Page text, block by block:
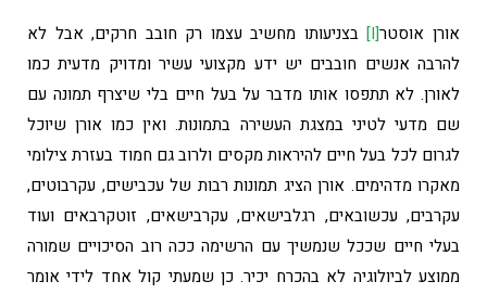
אורן אוסטר[i] בצניעותו מחשיב עצמו רק חובב חרקים, אבל לא
להרבה אנשים חובבים יש ידע מקצועי עשיר ומדויק מדעית כמו
לאורן. לא תתפסו אותו מדבר על בעל חיים בלי שיצרף תמונה עם
שם מדעי לטיני במצגת העשירה בתמונות. ואין כמו אורן שיוכל
לגרום לכל בעל חיים להיראות מקסים ולרוב גם חמוד בעזרת צילומי
מאקרו מדהימים. אורן הציג תמונות רבות של עכבישים, עקרבוטים,
עקרבים, עכשובאים, רגלבישאים, עקרבישאים, זוטקרבאים ועוד
בעלי חיים שככל שנמשיך עם הרשימה ככה רוב הסיכויים שמורה
ממוצע לביולוגיה לא בהכרח יכיר. כן שמעתי קול אחד לידי אומר